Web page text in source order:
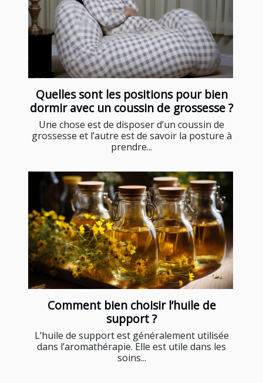
Quelles sont les positions pour bien
dormir avec un coussin de grossesse ?
Une chose est de disposer d’un coussin de
grossesse et l’autre est de savoir la posture à
prendre...
Comment bien choisir l’huile de
support ?
L’huile de support est généralement utilisée
dans l’aromathérapie. Elle est utile dans les
soins...